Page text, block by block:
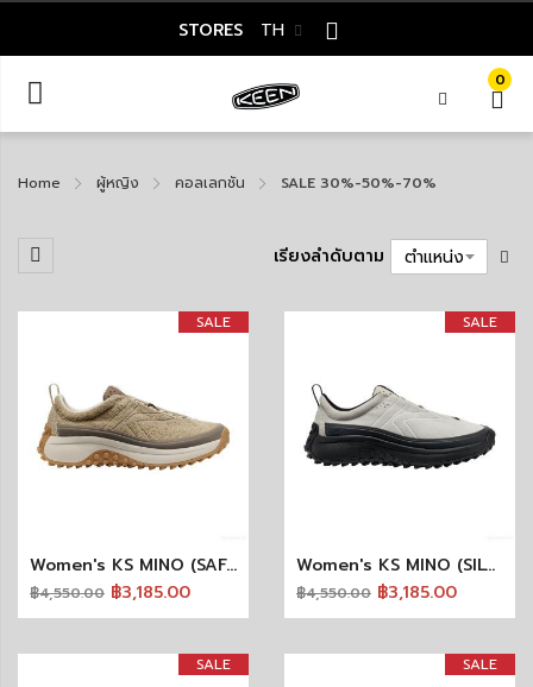
STORES TH
0
Home ผู้หญิง คอลเลกชัน SALE 30%-50%-70%
เรียงลำดับตาม
SALE
Women's KS MINO (SAFARI/BIRCH)
฿4,550.00 ฿3,185.00
SALE
Women's KS MINO (SILVER BIRCH/BLACK)
฿4,550.00 ฿3,185.00
SALE SALE